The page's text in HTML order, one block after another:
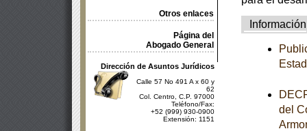
Otros enlaces
Página del
Abogado General
Dirección de Asuntos Jurídicos
Calle 57 No 491 A x 60 y
62
Col. Centro, C.P. 97000
Teléfono/Fax:
+52 (999) 930-0900
Extensión: 1151
Información
del